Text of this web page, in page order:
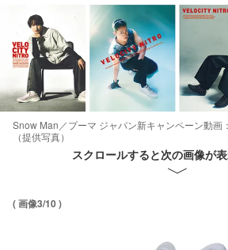
Snow Man／プーマ ジャパン新キャンペーン動画
（提供写真）
スクロールすると次の画像が
( 画像3/10 )